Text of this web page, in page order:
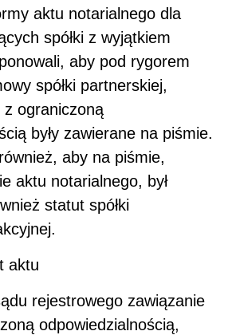
aktu notarialnego dla
spółki z wyjątkiem
aby pod rygorem
spółki partnerskiej,
z ograniczoną
były zawierane na piśmie.
aby na piśmie,
aktu notarialnego, był
statut spółki
aktu
rejestrowego zawiązanie
odpowiedzialnością,